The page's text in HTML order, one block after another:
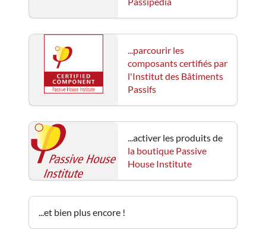
...parcourir les
composants certifiés par
l'Institut des Bâtiments
Passifs
...activer les produits de
la boutique Passive
House Institute
...et bien plus encore !